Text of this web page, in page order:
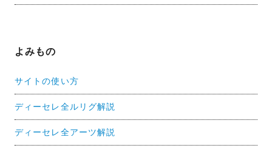
よみもの
サイトの使い方
ディーセレ全ルリグ解説
ディーセレ全アーツ解説